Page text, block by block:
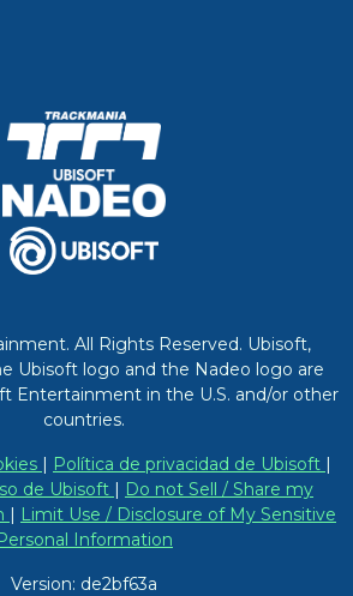
All Rights Reserved. Ubisoft,
Ubisoft logo and the Nadeo logo are
Entertainment in the U.S. and/or other
countries.
| Política de privacidad de Ubisoft |
de Ubisoft | Do not Sell / Share my
| Limit Use / Disclosure of My Sensitive
Information
Version: de2bf63a